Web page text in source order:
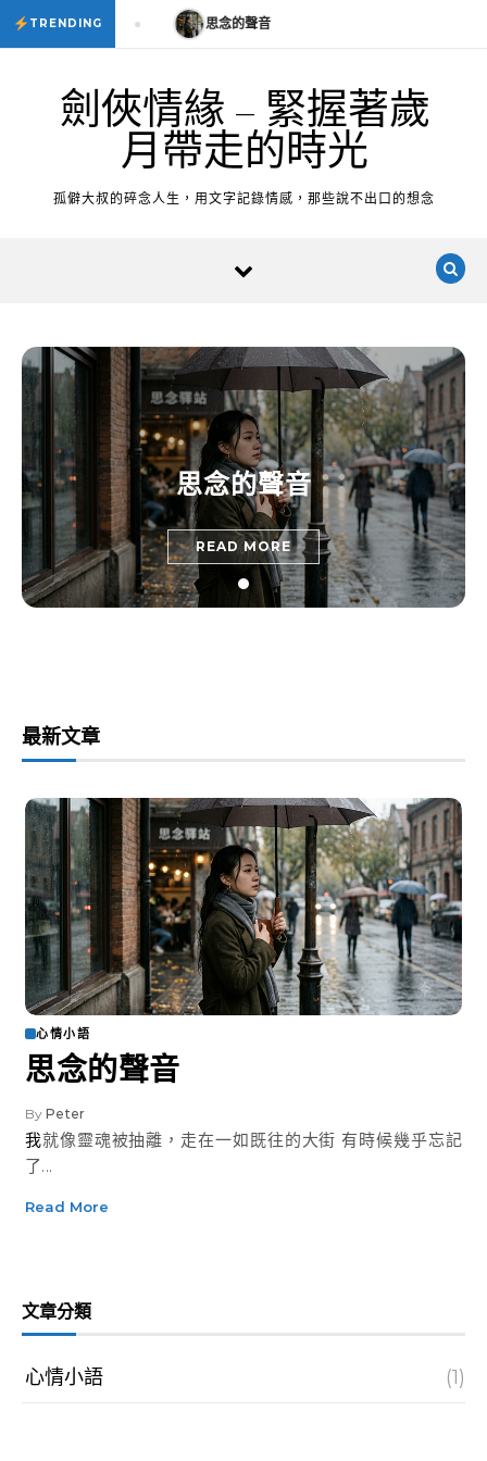
Skip to content
TRENDING
思念的聲音 思念的聲音
劍俠情緣 – 緊握著歲
月帶走的時光
孤僻大叔的碎念人生，用文字記錄情感，那些說不出口的想念
思念的聲音
READ MORE
最新文章
心情小語
思念的聲音
By Peter
我就像靈魂被抽離，走在一如既往的大街 有時候幾乎忘記
了...
Read More
文章分類
心情小語 (1)